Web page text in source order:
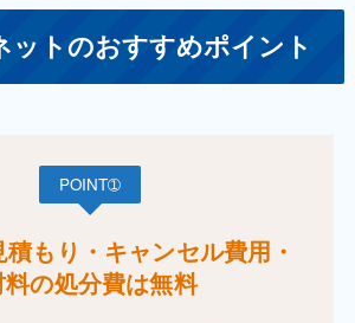
ットのおすすめポイント
POINT➀
もり・キャンセル費用・
料の処分費は無料